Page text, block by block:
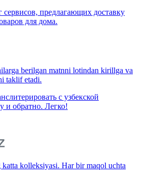
предлагающих доставку
для дома.
berilgan matnni lotindan kirillga va
taklif etadi.
с узбекской
и обратно. Легко!
kolleksiyasi. Har bir maqol uchta